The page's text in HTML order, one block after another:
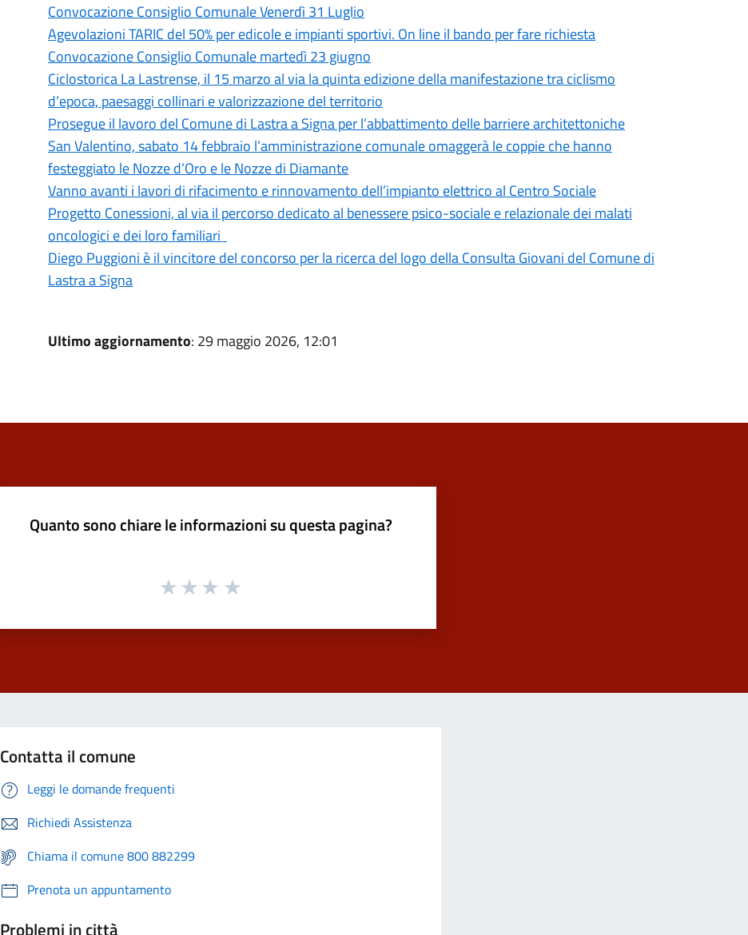
Convocazione Consiglio Comunale Venerdì 31 Luglio
Agevolazioni TARIC del 50% per edicole e impianti sportivi. On line il bando per fare richiesta
Convocazione Consiglio Comunale martedì 23 giugno
Ciclostorica La Lastrense, il 15 marzo al via la quinta edizione della manifestazione tra ciclismo
d’epoca, paesaggi collinari e valorizzazione del territorio
Prosegue il lavoro del Comune di Lastra a Signa per l’abbattimento delle barriere architettoniche
San Valentino, sabato 14 febbraio l’amministrazione comunale omaggerà le coppie che hanno
festeggiato le Nozze d’Oro e le Nozze di Diamante
Vanno avanti i lavori di rifacimento e rinnovamento dell’impianto elettrico al Centro Sociale
Progetto Conessioni, al via il percorso dedicato al benessere psico-sociale e relazionale dei malati
oncologici e dei loro familiari
Diego Puggioni è il vincitore del concorso per la ricerca del logo della Consulta Giovani del Comune di
Lastra a Signa
Ultimo aggiornamento: 29 maggio 2026, 12:01
Quanto sono chiare le informazioni su questa pagina?
Contatta il comune
Leggi le domande frequenti
Richiedi Assistenza
Chiama il comune 800 882299
Prenota un appuntamento
Problemi in città